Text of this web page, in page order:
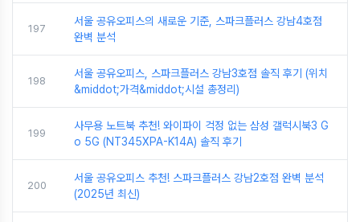
197
서울 공유오피스의 새로운 기준, 스파크플러스 강남4호점
완벽 분석
198
서울 공유오피스, 스파크플러스 강남3호점 솔직 후기 (위치
&middot;가격&middot;시설 총정리)
199
사무용 노트북 추천! 와이파이 걱정 없는 삼성 갤럭시북3 G
o 5G (NT345XPA-K14A) 솔직 후기
200
서울 공유오피스 추천! 스파크플러스 강남2호점 완벽 분석
(2025년 최신)